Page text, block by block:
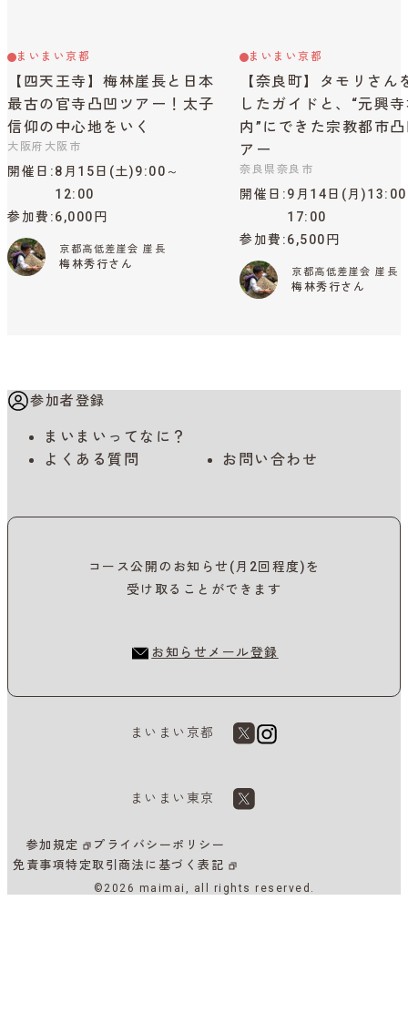
まいまい京都
【四天王寺】梅林崖長と日本
最古の官寺凸凹ツアー！太子
信仰の中心地をいく
大阪府大阪市
開催日
8月15日(土)9:00～
12:00
参加費 6,000円
京都高低差崖会 崖長
梅林秀行さん
まいまい京都
【奈良町】タモリさん
したガイドと、“元興
内”にできた宗教都市
アー
奈良県奈良市
開催日
9月14日(月
17:00
参加費 6,500円
京都高低差崖会 崖長
梅林秀行さん
参加者登録
まいまいってなに？
よくある質問
お問い合わせ
コース公開のお知らせ(月2回程度)を
受け取ることができます
お知らせメール登録
まいまい京都
まいまい東京
参加規定
プライバシーポリシー
免責事項特定取引商法に基づく表記
©2026 maimai, all rights reserved.